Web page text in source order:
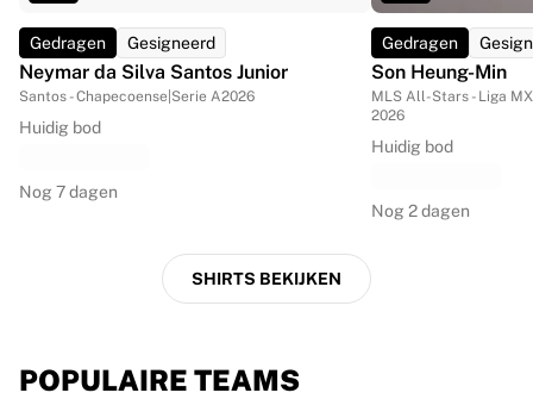
Gedragen Gesigneerd
Neymar da Silva Santos Junior
Santos - Chapecoense Serie A2026
Huidig bod
Nog 7 dagen
Gedragen
Son Heung-Min
MLS All-Stars - Liga
2026
Huidig bod
Nog 2 dagen
SHIRTS BEKIJKEN
POPULAIRE TEAMS